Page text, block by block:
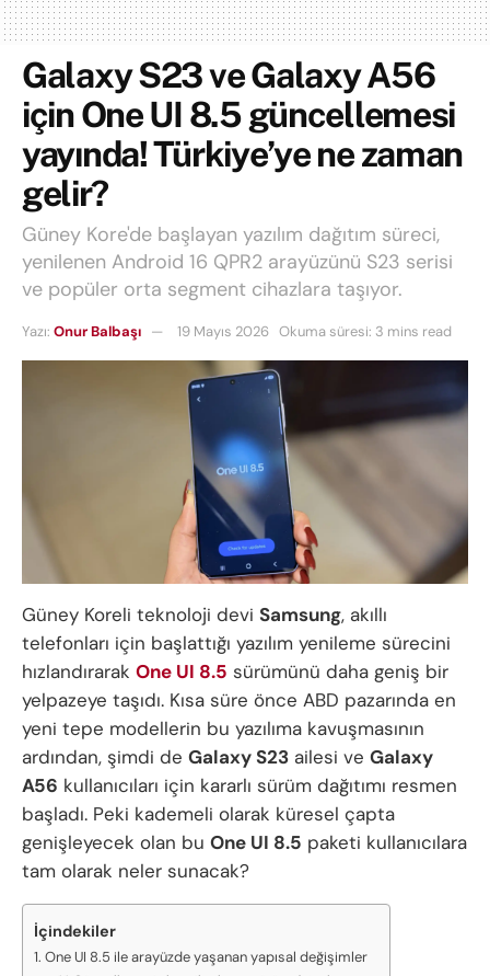
Galaxy S23 ve Galaxy A56
için One UI 8.5 güncellemesi
yayında! Türkiye’ye ne zaman
gelir?
Güney Kore'de başlayan yazılım dağıtım süreci,
yenilenen Android 16 QPR2 arayüzünü S23 serisi
ve popüler orta segment cihazlara taşıyor.
Yazı: Onur Balbaşı 19 Mayıs 2026 Okuma süresi: 3 mins read
Güney Koreli teknoloji devi Samsung, akıllı
telefonları için başlattığı yazılım yenileme sürecini
hızlandırarak One UI 8.5 sürümünü daha geniş bir
yelpazeye taşıdı. Kısa süre önce ABD pazarında en
yeni tepe modellerin bu yazılıma kavuşmasının
ardından, şimdi de Galaxy S23 ailesi ve Galaxy
A56 kullanıcıları için kararlı sürüm dağıtımı resmen
başladı. Peki kademeli olarak küresel çapta
genişleyecek olan bu One UI 8.5 paketi kullanıcılara
tam olarak neler sunacak?
İçindekiler
One UI 8.5 ile arayüzde yaşanan yapısal değişimler